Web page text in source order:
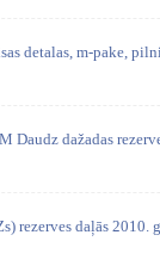
detalas, m-pake,
Daudz dažadas
rezerves daļās 2010.